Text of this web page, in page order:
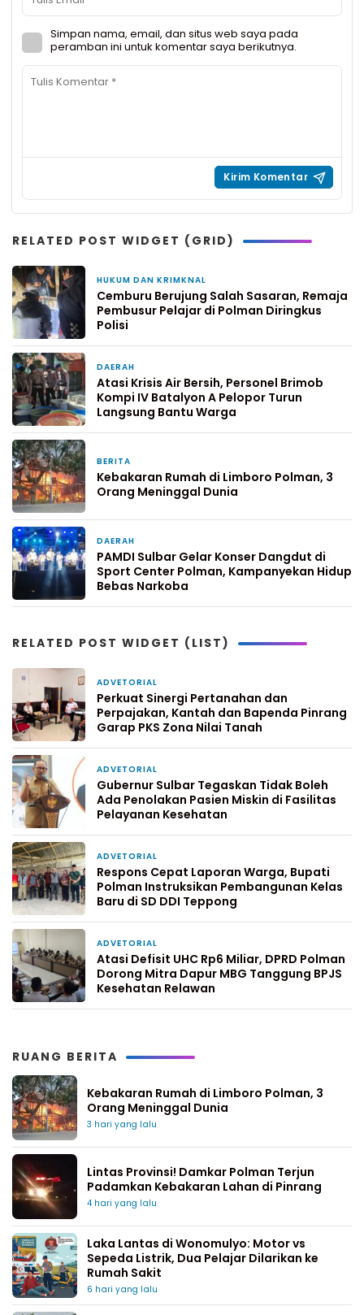
Simpan nama, email, dan situs web saya pada
peramban ini untuk komentar saya berikutnya.
RELATED POST WIDGET (GRID)
HUKUM DAN KRIMKNAL
Cemburu Berujung Salah Sasaran, Remaja
Pembusur Pelajar di Polman Diringkus
Polisi
DAERAH
Atasi Krisis Air Bersih, Personel Brimob
Kompi IV Batalyon A Pelopor Turun
Langsung Bantu Warga
BERITA
Kebakaran Rumah di Limboro Polman, 3
Orang Meninggal Dunia
DAERAH
PAMDI Sulbar Gelar Konser Dangdut di
Sport Center Polman, Kampanyekan Hidup
Bebas Narkoba
RELATED POST WIDGET (LIST)
ADVETORIAL
Perkuat Sinergi Pertanahan dan
Perpajakan, Kantah dan Bapenda Pinrang
Garap PKS Zona Nilai Tanah
ADVETORIAL
Gubernur Sulbar Tegaskan Tidak Boleh
Ada Penolakan Pasien Miskin di Fasilitas
Pelayanan Kesehatan
ADVETORIAL
Respons Cepat Laporan Warga, Bupati
Polman Instruksikan Pembangunan Kelas
Baru di SD DDI Teppong
ADVETORIAL
Atasi Defisit UHC Rp6 Miliar, DPRD Polman
Dorong Mitra Dapur MBG Tanggung BPJS
Kesehatan Relawan
RUANG BERITA
Kebakaran Rumah di Limboro Polman, 3
Orang Meninggal Dunia
3 hari yang lalu
Lintas Provinsi! Damkar Polman Terjun
Padamkan Kebakaran Lahan di Pinrang
4 hari yang lalu
Laka Lantas di Wonomulyo: Motor vs
Sepeda Listrik, Dua Pelajar Dilarikan ke
Rumah Sakit
6 hari yang lalu